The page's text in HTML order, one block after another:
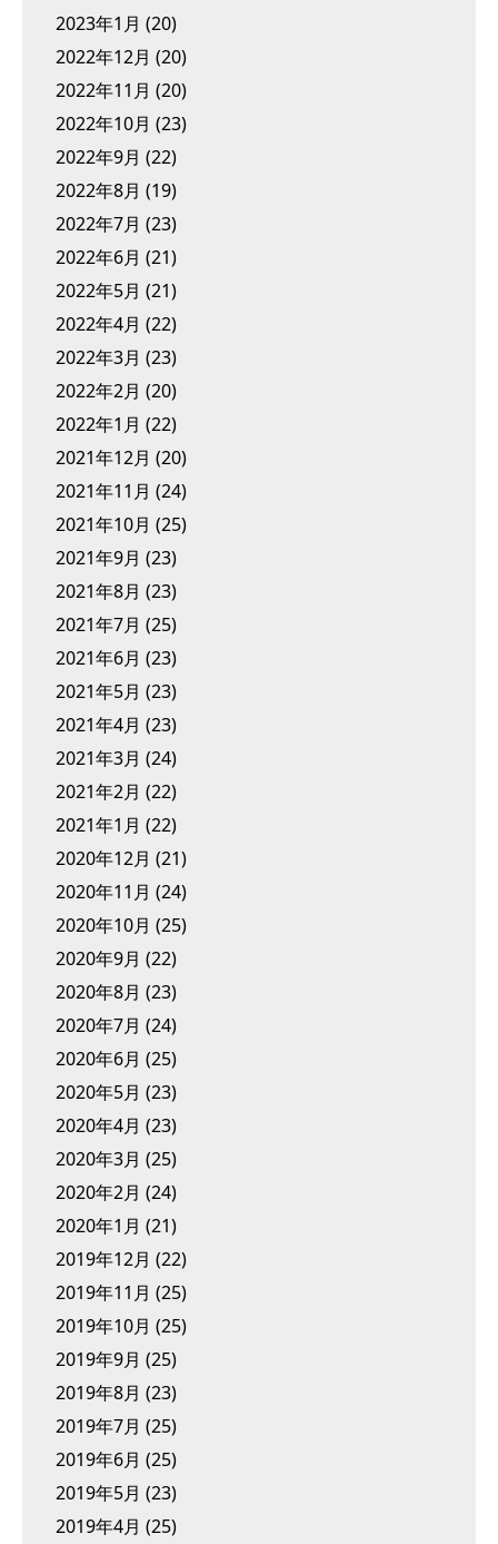
2023年1月 (20)
2022年12月 (20)
2022年11月 (20)
2022年10月 (23)
2022年9月 (22)
2022年8月 (19)
2022年7月 (23)
2022年6月 (21)
2022年5月 (21)
2022年4月 (22)
2022年3月 (23)
2022年2月 (20)
2022年1月 (22)
2021年12月 (20)
2021年11月 (24)
2021年10月 (25)
2021年9月 (23)
2021年8月 (23)
2021年7月 (25)
2021年6月 (23)
2021年5月 (23)
2021年4月 (23)
2021年3月 (24)
2021年2月 (22)
2021年1月 (22)
2020年12月 (21)
2020年11月 (24)
2020年10月 (25)
2020年9月 (22)
2020年8月 (23)
2020年7月 (24)
2020年6月 (25)
2020年5月 (23)
2020年4月 (23)
2020年3月 (25)
2020年2月 (24)
2020年1月 (21)
2019年12月 (22)
2019年11月 (25)
2019年10月 (25)
2019年9月 (25)
2019年8月 (23)
2019年7月 (25)
2019年6月 (25)
2019年5月 (23)
2019年4月 (25)